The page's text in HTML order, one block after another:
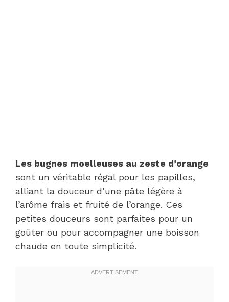
Les bugnes moelleuses au zeste d’orange
sont un véritable régal pour les papilles,
alliant la douceur d’une pâte légère à
l’arôme frais et fruité de l’orange. Ces
petites douceurs sont parfaites pour un
goûter ou pour accompagner une boisson
chaude en toute simplicité.